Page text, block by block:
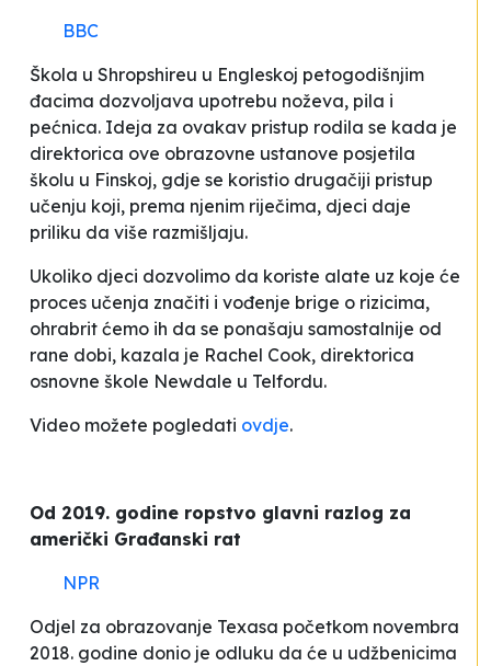
BBC
Škola u Shropshireu u Engleskoj petogodišnjim
đacima dozvoljava upotrebu noževa, pila i
pećnica. Ideja za ovakav pristup rodila se kada je
direktorica ove obrazovne ustanove posjetila
školu u Finskoj, gdje se koristio drugačiji pristup
učenju koji, prema njenim riječima, djeci daje
priliku da više razmišljaju.
Ukoliko djeci dozvolimo da koriste alate uz koje će
proces učenja značiti i vođenje brige o rizicima,
ohrabrit ćemo ih da se ponašaju samostalnije od
rane dobi, kazala je Rachel Cook, direktorica
osnovne škole Newdale u Telfordu.
Video možete pogledati ovdje.
Od 2019. godine ropstvo glavni razlog za
američki Građanski rat
NPR
Odjel za obrazovanje Texasa početkom novembra
2018. godine donio je odluku da će u udžbenicima